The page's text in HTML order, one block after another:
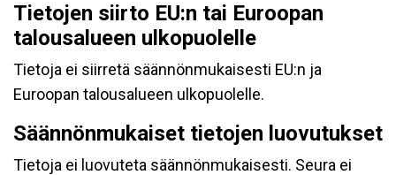
Tietojen siirto EU:n tai Euroopan
talousalueen ulkopuolelle
Tietoja ei siirretä säännönmukaisesti EU:n ja
Euroopan talousalueen ulkopuolelle.
Säännönmukaiset tietojen luovutukset
Tietoja ei luovuteta säännönmukaisesti. Seura ei